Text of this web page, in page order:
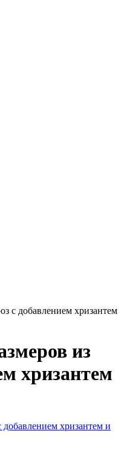
c добавлением хризантем
из
хризантем